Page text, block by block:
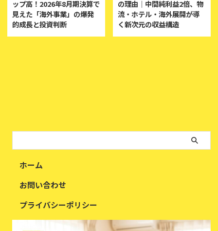
ップ高！2026年8月期決算で
見えた「海外事業」の爆発
的成長と投資判断
の理由｜中間純利益2倍、物
流・ホテル・海外展開が導
く新次元の収益構造
ホーム
お問い合わせ
プライバシーポリシー